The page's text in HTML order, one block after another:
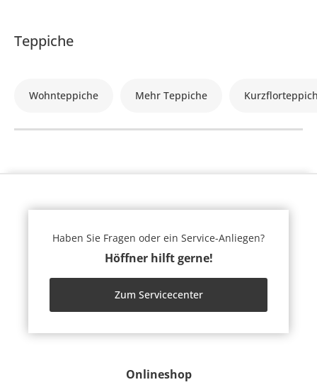
Teppiche
Wohnteppiche Mehr Teppiche
Onlineshop
Haben Sie Fragen oder ein Service-Anliegen?
Höffner hilft gerne!
Zum Servicecenter